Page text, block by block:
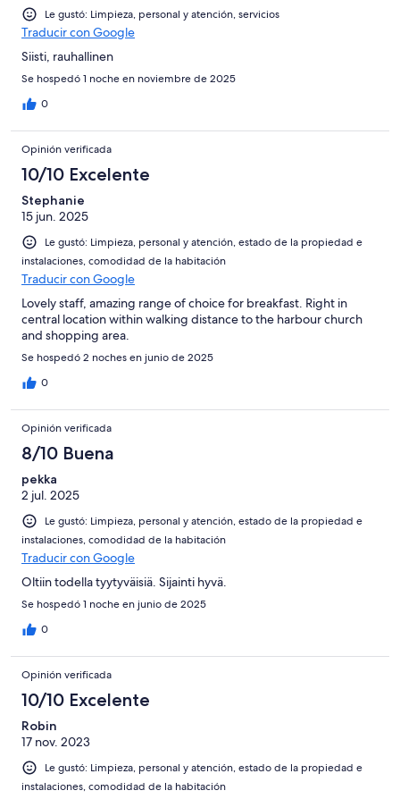
Le gustó: Limpieza, personal y atención, servicios
Traducir con Google
Siisti, rauhallinen
Se hospedó 1 noche en noviembre de 2025
0
Opinión verificada
10/10 Excelente
Stephanie
15 jun. 2025
Le gustó: Limpieza, personal y atención, estado de la propiedad e
instalaciones, comodidad de la habitación
Traducir con Google
Lovely staff, amazing range of choice for breakfast. Right in
central location within walking distance to the harbour church
and shopping area.
Se hospedó 2 noches en junio de 2025
0
Opinión verificada
8/10 Buena
pekka
2 jul. 2025
Le gustó: Limpieza, personal y atención, estado de la propiedad e
instalaciones, comodidad de la habitación
Traducir con Google
Oltiin todella tyytyväisiä. Sijainti hyvä.
Se hospedó 1 noche en junio de 2025
0
Opinión verificada
10/10 Excelente
Robin
17 nov. 2023
Le gustó: Limpieza, personal y atención, estado de la propiedad e
instalaciones, comodidad de la habitación